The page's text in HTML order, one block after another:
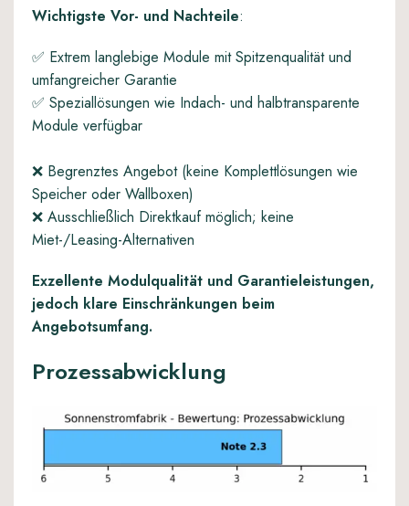
Wichtigste Vor- und Nachteile:
✅ Extrem langlebige Module mit Spitzenqualität und
umfangreicher Garantie
✅ Speziallösungen wie Indach- und halbtransparente
Module verfügbar
❌ Begrenztes Angebot (keine Komplettlösungen wie
Speicher oder Wallboxen)
❌ Ausschließlich Direktkauf möglich; keine
Miet-/Leasing-Alternativen
Exzellente Modulqualität und Garantieleistungen,
jedoch klare Einschränkungen beim
Angebotsumfang.
Prozessabwicklung